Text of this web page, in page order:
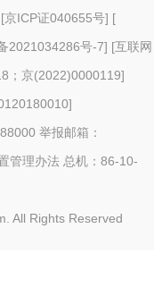
京ICP证040655号] [
2021034286号-7] [互联网
；京(2022)0000119]
]
举报邮箱：
管理办法 总机：86-10-
All Rights Reserved